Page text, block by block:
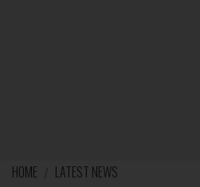
HOME LATEST NEWS